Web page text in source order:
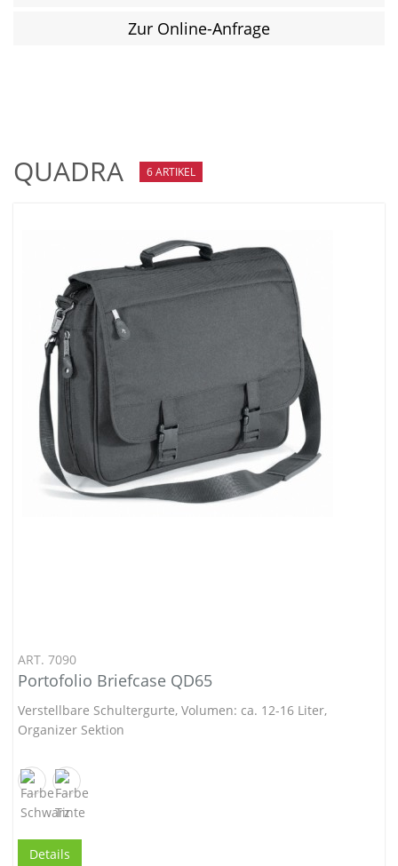
Zur Online-Anfrage
QUADRA 6 ARTIKEL
ART. 7090
Portofolio Briefcase QD65
Verstellbare Schultergurte, Volumen: ca. 12-16 Liter,
Organizer Sektion
Details